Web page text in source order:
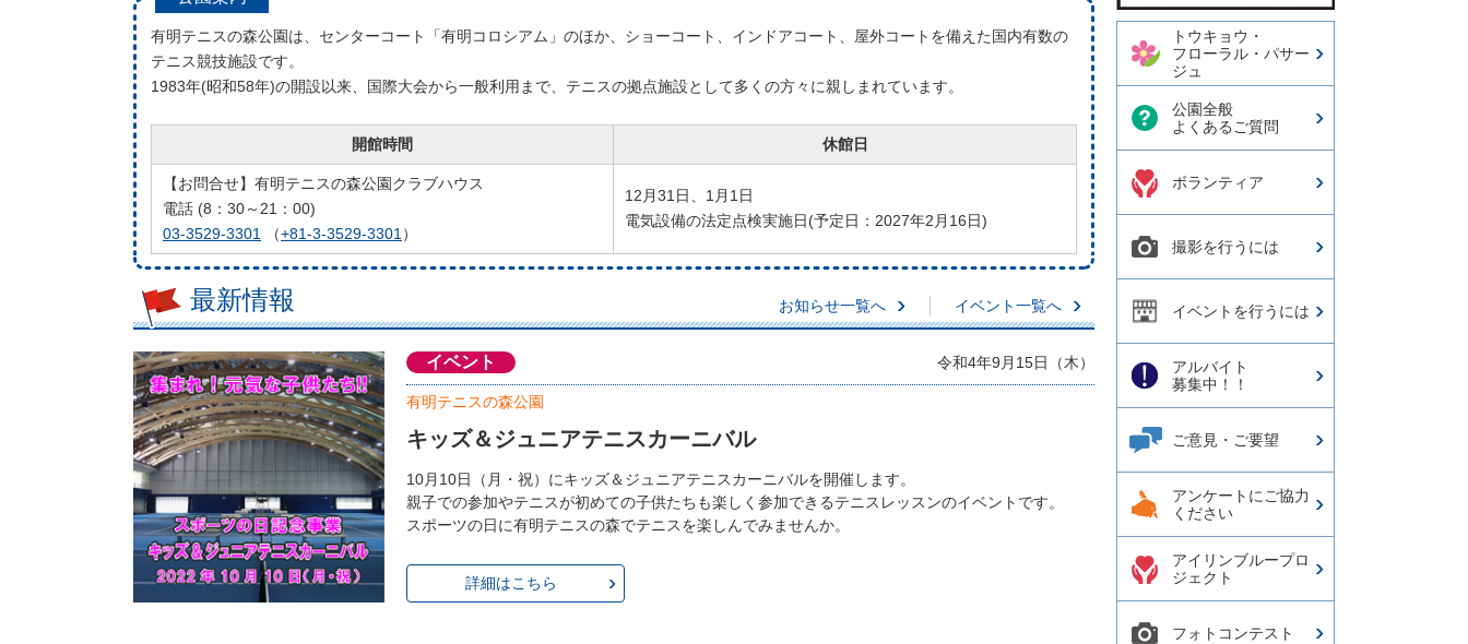
有明テニスの森公園は、センターコート「有明コロシアム」のほか、ショーコート、インドアコート、屋外コートを備えた国内有数の
テニス競技施設です。
1983年(昭和58年)の開設以来、国際大会から一般利用まで、テニスの拠点施設として多くの方々に親しまれています。
開館時間 休館日
【お問合せ】有明テニスの森公園クラブハウス
電話 (8：30～21：00)
03-3529-3301
（+81-3-3529-3301 ）
12月31日、1月1日
電気設備の法定点検実施日(予定日：2027年2月16日)
最新情報 お知らせ一覧へ イベント一覧へ
イベント 令和4年9月15日（木）
有明テニスの森公園
キッズ＆ジュニアテニスカーニバル
10月10日（月・祝）にキッズ＆ジュニアテニスカーニバルを開催します。
親子での参加やテニスが初めての子供たちも楽しく参加できるテニスレッスンのイベントです。
スポーツの日に有明テニスの森でテニスを楽しんでみませんか。
詳細はこちら
トウキョウ・
フローラル・パサー
ジュ
公園全般
よくあるご質問
ボランティア
撮影を行うには
イベントを行うには
アルバイト
募集中！！
ご意見・ご要望
アンケートにご協力
ください
アイリンブループロ
ジェクト
フォトコンテスト